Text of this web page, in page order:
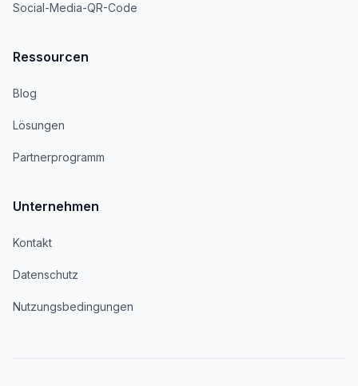
Social-Media-QR-Code
Ressourcen
Blog
Lösungen
Partnerprogramm
Unternehmen
Kontakt
Datenschutz
Nutzungsbedingungen